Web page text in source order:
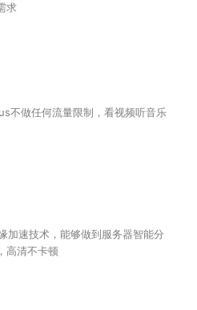
求
不做任何流量限制，看视频听音乐
加速技术，能够做到服务器智能分
高清不卡顿